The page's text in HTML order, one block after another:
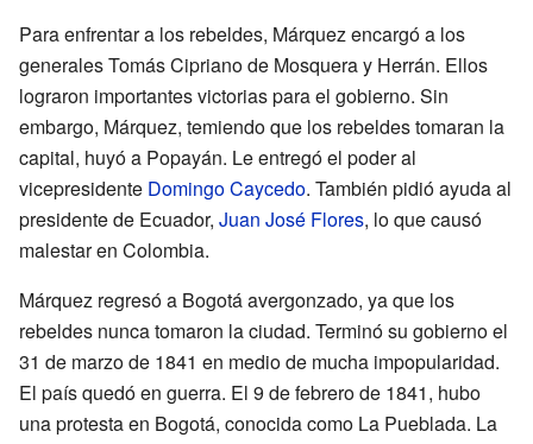
Para enfrentar a los rebeldes, Márquez encargó a los
generales Tomás Cipriano de Mosquera y Herrán. Ellos
lograron importantes victorias para el gobierno. Sin
embargo, Márquez, temiendo que los rebeldes tomaran la
capital, huyó a Popayán. Le entregó el poder al
vicepresidente Domingo Caycedo. También pidió ayuda al
presidente de Ecuador, Juan José Flores, lo que causó
malestar en Colombia.
Márquez regresó a Bogotá avergonzado, ya que los
rebeldes nunca tomaron la ciudad. Terminó su gobierno el
31 de marzo de 1841 en medio de mucha impopularidad.
El país quedó en guerra. El 9 de febrero de 1841, hubo
una protesta en Bogotá, conocida como La Pueblada. La